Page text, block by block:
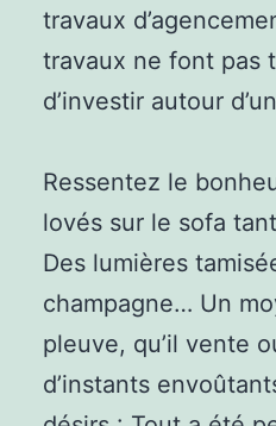
travaux
travaux ne font pas
d’investir autour
Ressentez le
lovés sur le sofa
Des lumières
champagne… Un
pleuve, qu’il vente
d’instants